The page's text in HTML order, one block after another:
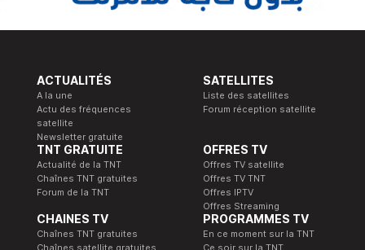
ACTUALITÉS
A la une
Actu des fréquences
satellite
Newsletter gratuite
SATELLITES
Liste des satellites
Forum réception satellite
TNT GRATUITE
Actualité de la TNT
Chaînes TNT gratuites
Forum de la TNT
OFFRES TV
Offres TV satellite
Offres TV TNT
Offres IPTV
Offres Streaming
CHAINES TV
Chaînes TNT gratuites
Chaînes satellite gratuites
PROGRAMMES TV
En ce moment sur la TNT
Ce soir sur la TNT